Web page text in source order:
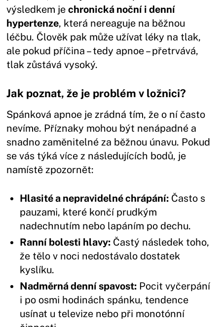
výsledkem jechronická noční i denní
hypertenze, která nereaguje na běžnou
léčbu. Člověk pak může užívat léky na tlak,
ale pokud příčina – tedy apnoe – přetrvává,
tlak zůstává vysoký.
Jak poznat, že je problém v ložnici?
Spánková apnoe je zrádná tím, že o ní často
nevíme. Příznaky mohou být nenápadné a
snadno zaměnitelné za běžnou únavu. Pokud
se vás týká více z následujících bodů, je
namístě zpozornět:
Hlasité a nepravidelné chrápání: Často s
pauzami, které končí prudkým
nadechnutím nebo lapáním po dechu.
Ranní bolesti hlavy: Častý následek toho,
že tělo v noci nedostávalo dostatek
kyslíku.
Nadměrná denní spavost: Pocit vyčerpání
i po osmi hodinách spánku, tendence
usínat u televize nebo při monotónní